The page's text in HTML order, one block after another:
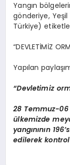
Yangın
gönderiye,
Türkiye)
“DEVLETİMİZ
Yapılan
“Devletimiz
28 Temmuz-06
ülkemizde
yangınının
edilerek kontrol